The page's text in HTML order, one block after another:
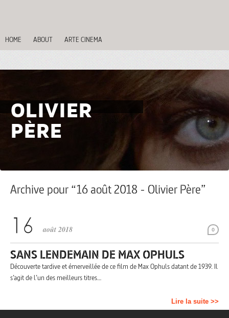
HOME ABOUT ARTE CINEMA
OLIVIER
PÈRE
Archive pour “16 août 2018 - Olivier Père”
0
août 2018
SANS LENDEMAIN DE MAX OPHULS
Découverte tardive et émerveillée de ce film de Max Ophuls datant de 1939. Il
s’agit de l’un des meilleurs titres…
Lire la suite >>